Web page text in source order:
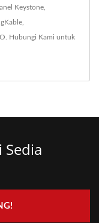
Keystone
Hubungi Kami untuk
Sedia